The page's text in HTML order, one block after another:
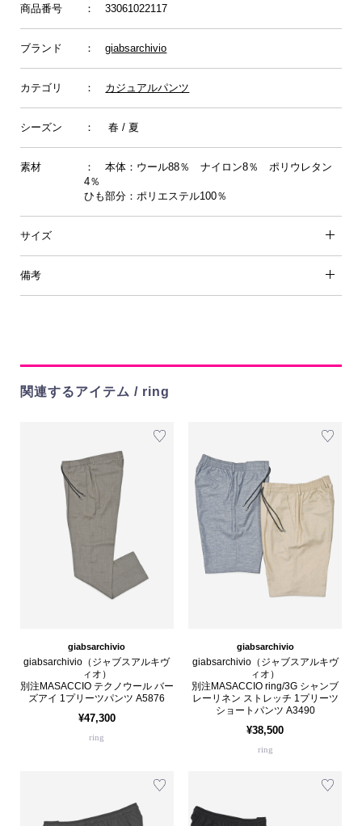
商品番号 ： 33061022117
ブランド ：giabsarchivio
カテゴリ ： カジュアルパンツ
シーズン ： 春 / 夏
素材
： 本体：ウール88％ ナイロン8％ ポリウレタン
4％
ひも部分：ポリエステル100％
サイズ
備考
関連するアイテム / ring
giabsarchivio
giabsarchivio（ジャブスアルキヴ
ィオ）
別注MASACCIO テクノウール バー
ズアイ 1プリーツパンツ A5876
¥47,300
ring
giabsarchivio
giabsarchivio（ジャブスアルキヴ
ィオ）
別注MASACCIO ring/3G シャンブ
レーリネン ストレッチ 1プリーツ
ショートパンツ A3490
¥38,500
ring